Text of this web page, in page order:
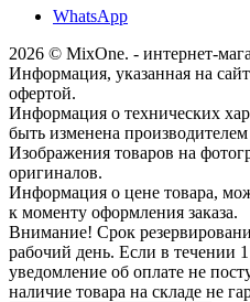
WhatsApp
2026 © MixOne. - интернет-
Информация, указанная на
офертой.
Информация о технических
быть изменена
Изображения товаров на
оригиналов.
Информация о цене товара,
к моменту оформления заказа.
Внимание! Срок
рабочий день. Если в течении
уведомление об оплате не
наличие товара на складе не